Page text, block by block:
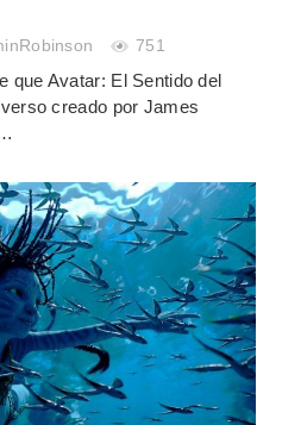
751
que Avatar: El Sentido del
creado por James